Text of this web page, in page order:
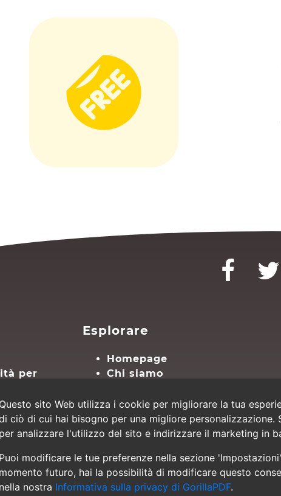
per
Esplorare
Homepage
Chi siamo
Mappa del sito
Questo sito Web utilizza i cookie per migliorare la tua
ciò di cui hai bisogno per una migliore
per analizzare l'utilizzo del sito e indirizzare il marketing in
Puoi modificare le tue preferenze nella sezione
momento futuro, hai la possibilità di modificare questo
nella nostra Informativa sulla privacy di GorillaPDF.